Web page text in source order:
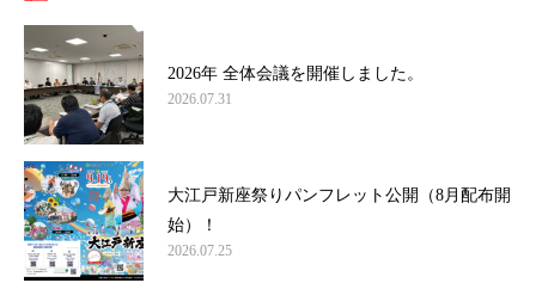
2026年 全体会議を開催しました。
2026.07.31
大江戸新座祭りパンフレット公開（8月配布開
始）！
2026.07.25